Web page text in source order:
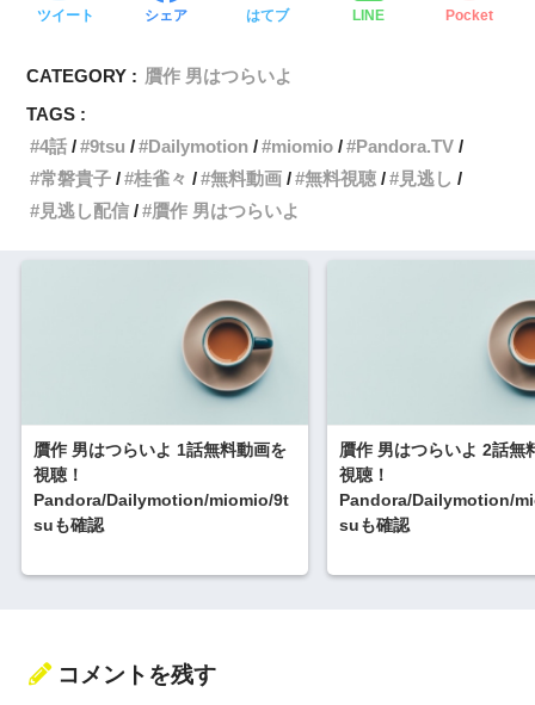
ツイート シェア はてブ LINE Pocket
CATEGORY : 贋作 男はつらいよ
TAGS :
4話
9tsu Dailymotion miomio
Pandora.TV
常磐貴子
桂雀々 無料動画 無料視聴
見逃し
見逃し配信
贋作 男はつらいよ
贋作 男はつらいよ 1話無料動画を
視聴！
Pandora/Dailymotion/miomio/9t
suも確認
贋作 男はつらいよ 2話無
視聴！
Pandora/Dailymotion/
suも確認
コメントを残す